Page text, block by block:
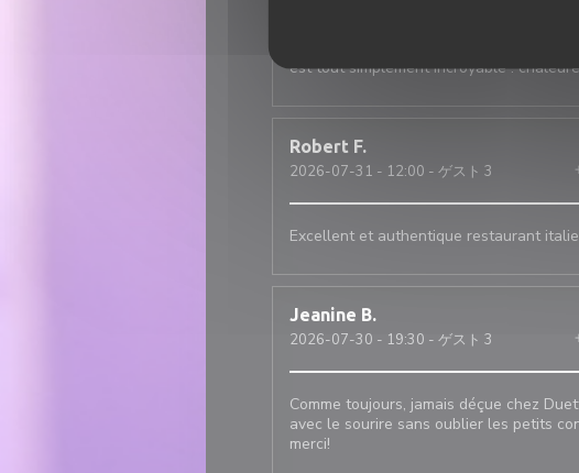
est tout simplement incroyable :
Robert F
2026-07-31 - 12:00 - ゲスト 3
Excellent et authentique restaurant
Jeanine B
2026-07-30 - 19:30 - ゲスト 3
Comme toujours, jamais déçue chez
avec le sourire sans oublier les petits
merci!